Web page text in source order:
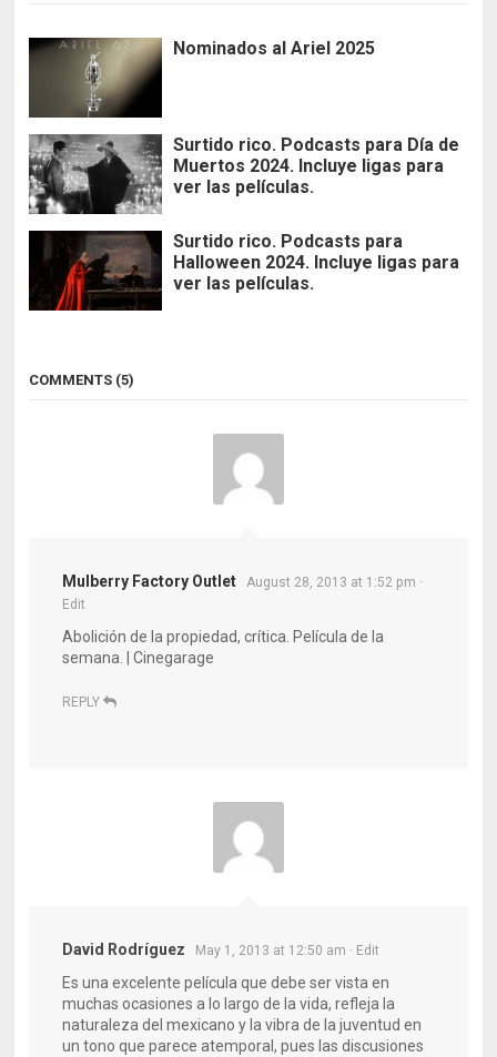
Nominados al Ariel 2025
Surtido rico. Podcasts para Día de
Muertos 2024. Incluye ligas para
ver las películas.
Surtido rico. Podcasts para
Halloween 2024. Incluye ligas para
ver las películas.
COMMENTS (5)
Mulberry Factory Outlet August 28, 2013 at 1:52 pm ·
Edit
Abolición de la propiedad, crítica. Película de la
semana. | Cinegarage
REPLY
David Rodríguez May 1, 2013 at 12:50 am · Edit
Es una excelente película que debe ser vista en
muchas ocasiones a lo largo de la vida, refleja la
naturaleza del mexicano y la vibra de la juventud en
un tono que parece atemporal, pues las discusiones